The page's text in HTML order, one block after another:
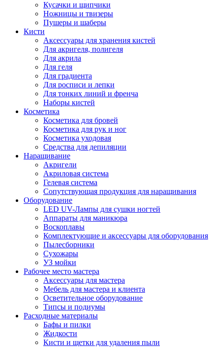
Кусачки и щипчики
Ножницы и твизеры
Пушеры и шаберы
Кисти
Аксессуары для хранения кистей
Для акригеля, полигеля
Для акрила
Для геля
Для градиента
Для росписи и лепки
Для тонких линий и френча
Наборы кистей
Косметика
Косметика для бровей
Косметика для рук и ног
Косметика уходовая
Средства для депиляции
Наращивание
Акригели
Акриловая система
Гелевая система
Сопутствующая продукция для наращивания
Оборудование
LED UV-Лампы для сушки ногтей
Аппараты для маникюра
Воскоплавы
Комплектующие и аксессуары для оборудования
Пылесборники
Сухожары
УЗ мойки
Рабочее место мастера
Аксессуары для мастера
Мебель для мастера и клиента
Осветительное оборудование
Типсы и подиумы
Расходные материалы
Бафы и пилки
Жидкости
Кисти и щетки для удаления пыли